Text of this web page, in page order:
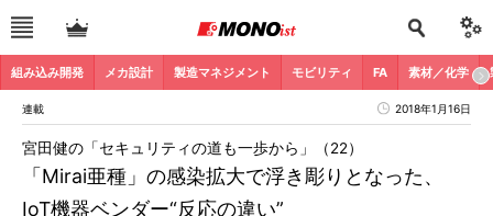
組み込み開発 メカ設計 製造マネジメント モビリティ FA 素材／化学
連載 2018年1月16日
「Mirai亜種」の感染拡大で浮き彫りとなった、
IoT機器ベンダー“反応の違い”
宮田健の「セキュリティの道も一歩から」（22）